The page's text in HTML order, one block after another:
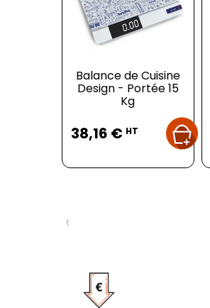
Balance de Cuisine
Design - Portée 15
Kg
38,16 € HT
‹